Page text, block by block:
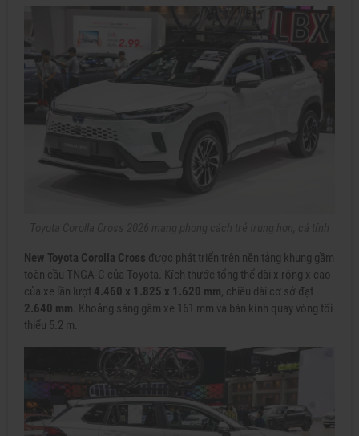
New Toyota Corolla Cross được phát triển trên nền tảng khung gầm
toàn cầu TNGA-C của Toyota. Kích thước tổng thể dài x rộng x cao
của xe lần lượt 4.460 x 1.825 x 1.620 mm, chiều dài cơ sở đạt
2.640 mm . Khoảng sáng gầm xe 161 mm và bán kính quay vòng tối
thiểu 5.2 m.